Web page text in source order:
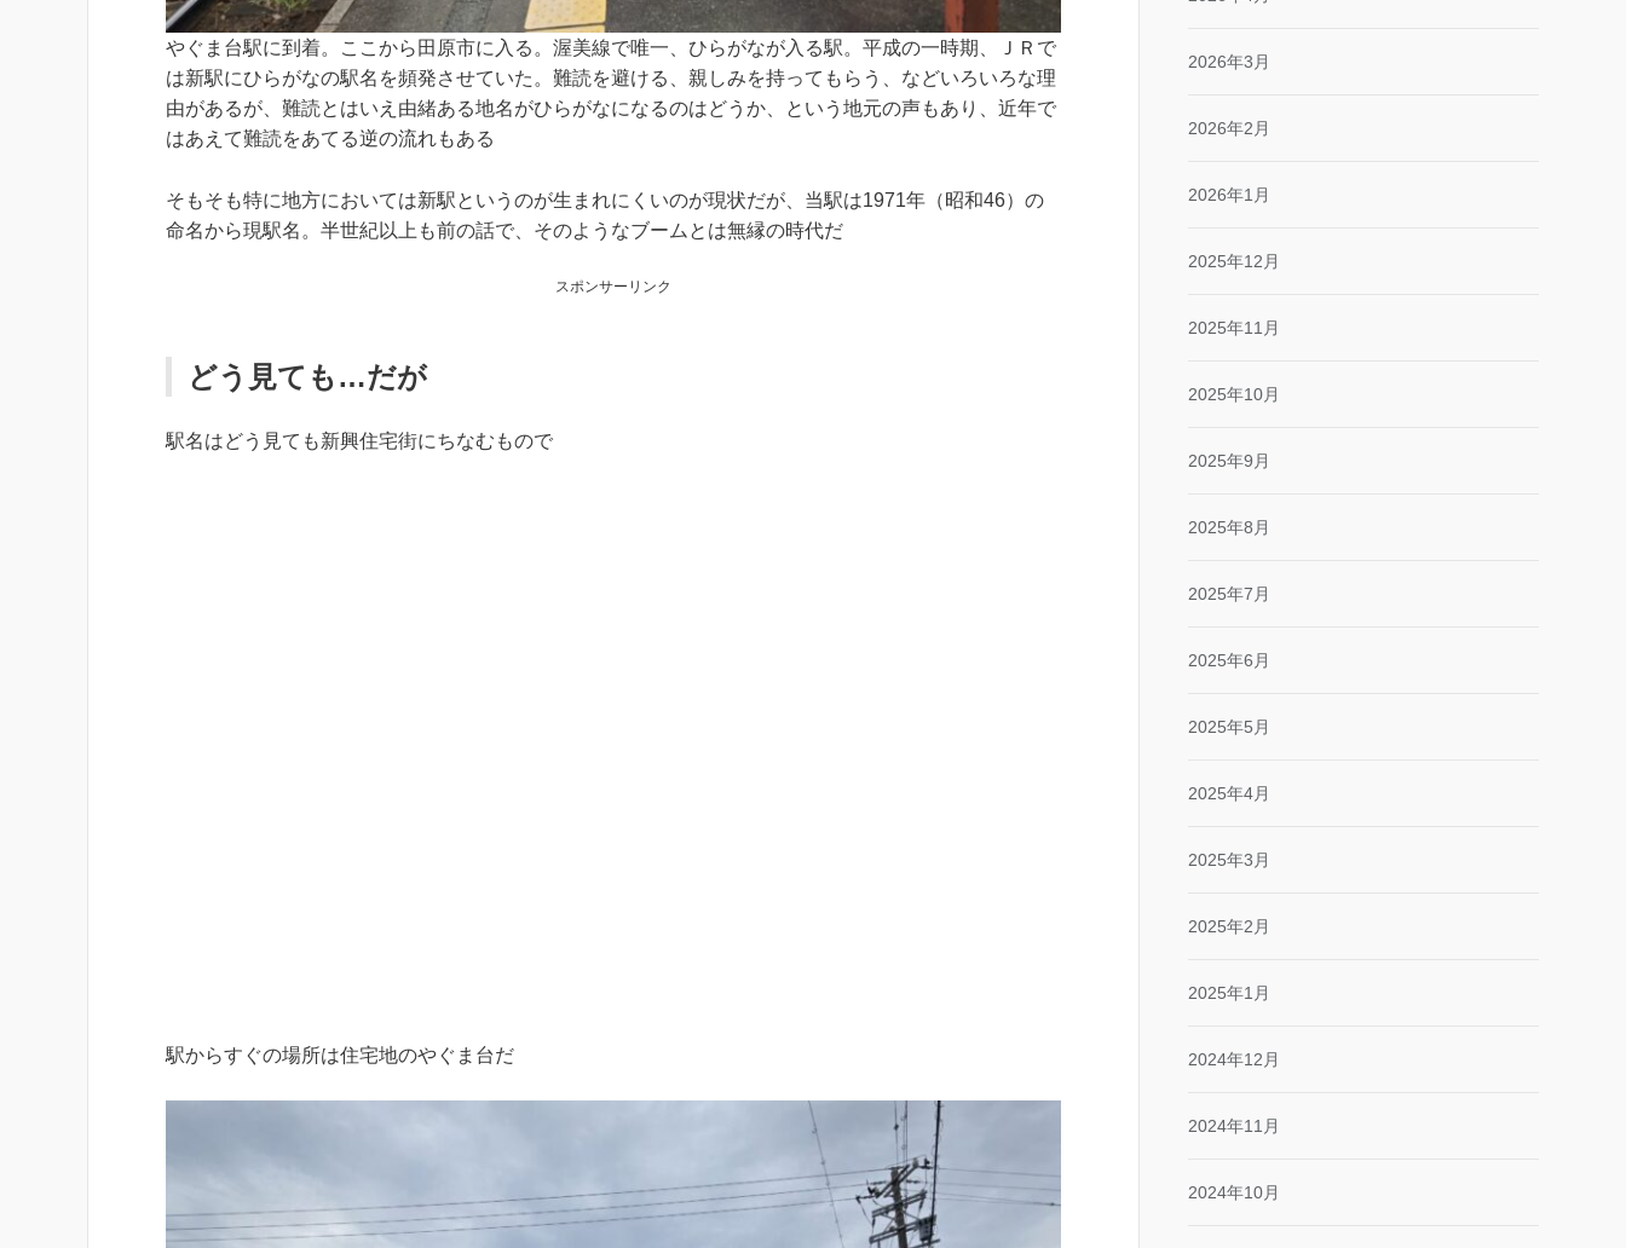
やぐま台駅に到着。ここから田原市に入る。渥美線で唯一、ひらがなが入る駅。平成の一時期、ＪＲで
は新駅にひらがなの駅名を頻発させていた。難読を避ける、親しみを持ってもらう、などいろいろな理
由があるが、難読とはいえ由緒ある地名がひらがなになるのはどうか、という地元の声もあり、近年で
はあえて難読をあてる逆の流れもある
そもそも特に地方においては新駅というのが生まれにくいのが現状だが、当駅は1971年（昭和46）の
命名から現駅名。半世紀以上も前の話で、そのようなブームとは無縁の時代だ
スポンサーリンク
どう見ても…だが
駅名はどう見ても新興住宅街にちなむもので
駅からすぐの場所は住宅地のやぐま台だ
2026年3月
2026年2月
2026年1月
2025年12月
2025年11月
2025年10月
2025年9月
2025年8月
2025年7月
2025年6月
2025年5月
2025年4月
2025年3月
2025年2月
2025年1月
2024年12月
2024年11月
2024年10月